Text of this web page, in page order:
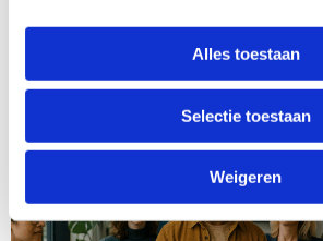
Alles toestaan
Selectie toestaan
Weigeren
zorgnetwerk in Bodegraven.